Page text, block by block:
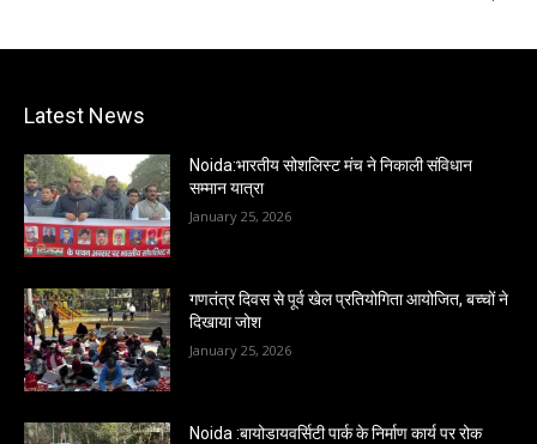
Latest News
Noida:भारतीय सोशलिस्ट मंच ने निकाली संविधान
सम्मान यात्रा
January 25, 2026
गणतंत्र दिवस से पूर्व खेल प्रतियोगिता आयोजित, बच्चों ने
दिखाया जोश
January 25, 2026
Noida :बायोडायवर्सिटी पार्क के निर्माण कार्य पर रोक